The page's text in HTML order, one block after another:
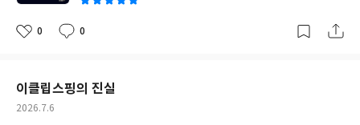
우 종종 책 내부에 다양한 실제 케이스들을 소개하는 편인데, 그 때
마다 익숙치 않은 외국인 이름과 우리나라엔 사뭇 맞지 않는 사례들
그 부분이 눈에 확 띄네요. H씨, L씨 등의 스펠링으로 마스킹 된 사
례들이지만, 지하철에서, 학교에서 일어나는 다양한 (물론 쉽게 볼
수 없는 사례이긴 하지만) 사례들은 이 공간이 우리가 살고 있는 한
좋
0
댓
0
작
이클립스핑의 진실
작
2026.7.6